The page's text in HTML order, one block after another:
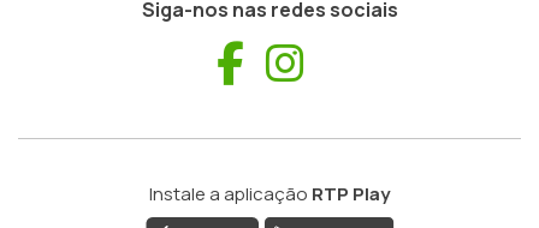
Siga-nos nas redes sociais
Facebook
Instale a aplicação RTP Play